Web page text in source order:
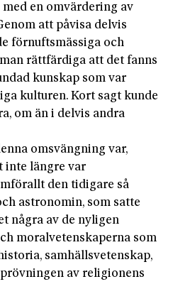
en omvärdering av
att påvisa delvis
förnuftsmässiga och
rättfärdiga att det fanns
kunskap som var
kulturen. Kort sagt kunde
om än i delvis andra
omsvängning var,
inte längre var
den tidigare så
astronomin, som satte
några av de nyligen
moralvetenskaperna som
samhällsvetenskap,
av religionens